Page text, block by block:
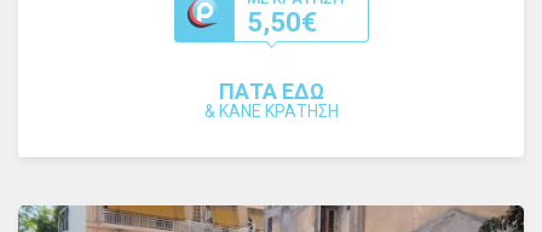
ΜΕ ΚΡΑΤΗΣΗ
5,50€
ΠΑΤΑ ΕΔΩ
& ΚΑΝΕ ΚΡΑΤΗΣΗ